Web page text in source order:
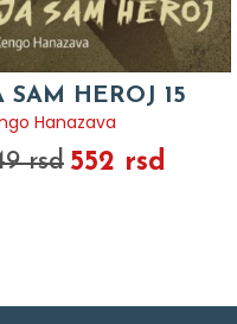
SAM HEROJ 15
Hanazava
rsd 552 rsd